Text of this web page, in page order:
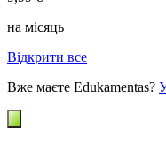
на місяць
Відкрити все
Вже маєте Edukamentas?